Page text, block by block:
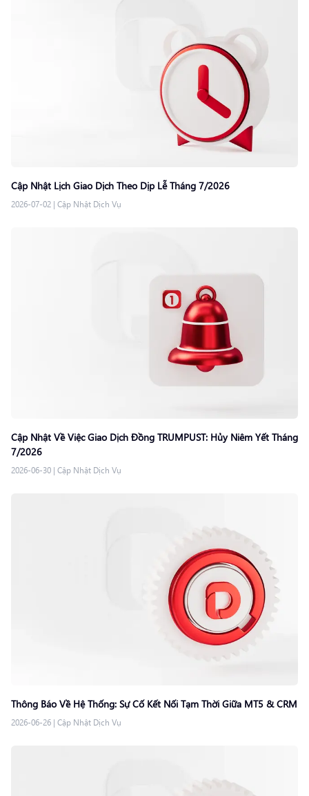
Cập Nhật Lịch Giao Dịch Theo Dịp Lễ Tháng 7/2026
2026-07-02 | Cập Nhật Dịch Vụ
Cập Nhật Về Việc Giao Dịch Đồng TRUMPUST: Hủy Niêm Yết Tháng
7/2026
2026-06-30 | Cập Nhật Dịch Vụ
Thông Báo Về Hệ Thống: Sự Cố Kết Nối Tạm Thời Giữa MT5 & CRM
2026-06-26 | Cập Nhật Dịch Vụ